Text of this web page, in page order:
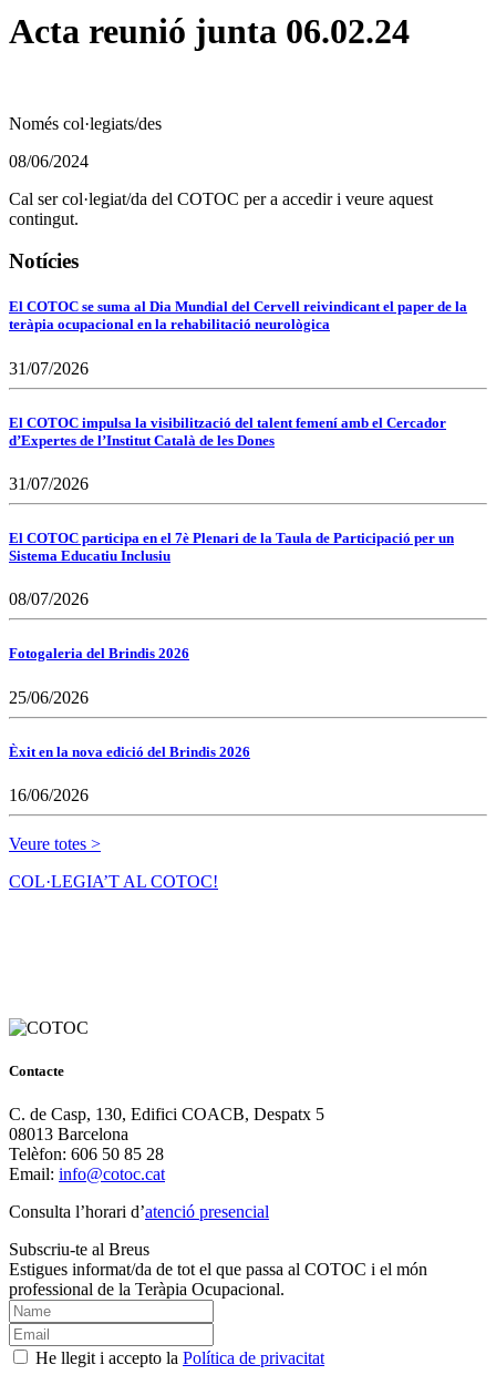
Acta reunió junta 06.02.24
Només col·legiats/des
08/06/2024
Cal ser col·legiat/da del COTOC per a accedir i veure aquest
contingut.
Notícies
El COTOC se suma al Dia Mundial del Cervell reivindicant el paper de la
teràpia ocupacional en la rehabilitació neurològica
31/07/2026
El COTOC impulsa la visibilització del talent femení amb el Cercador
d’Expertes de l’Institut Català de les Dones
31/07/2026
El COTOC participa en el 7è Plenari de la Taula de Participació per un
Sistema Educatiu Inclusiu
08/07/2026
Fotogaleria del Brindis 2026
25/06/2026
Èxit en la nova edició del Brindis 2026
16/06/2026
Veure totes >
COL·LEGIA’T AL COTOC!
Contacte
C. de Casp, 130, Edifici COACB, Despatx 5
08013 Barcelona
Telèfon: 606 50 85 28
Email: info@cotoc.cat
Consulta l’horari d’atenció presencial
Subscriu-te al Breus
Estigues informat/da de tot el que passa al COTOC i el món
professional de la Teràpia Ocupacional.
He llegit i accepto la Política de privacitat